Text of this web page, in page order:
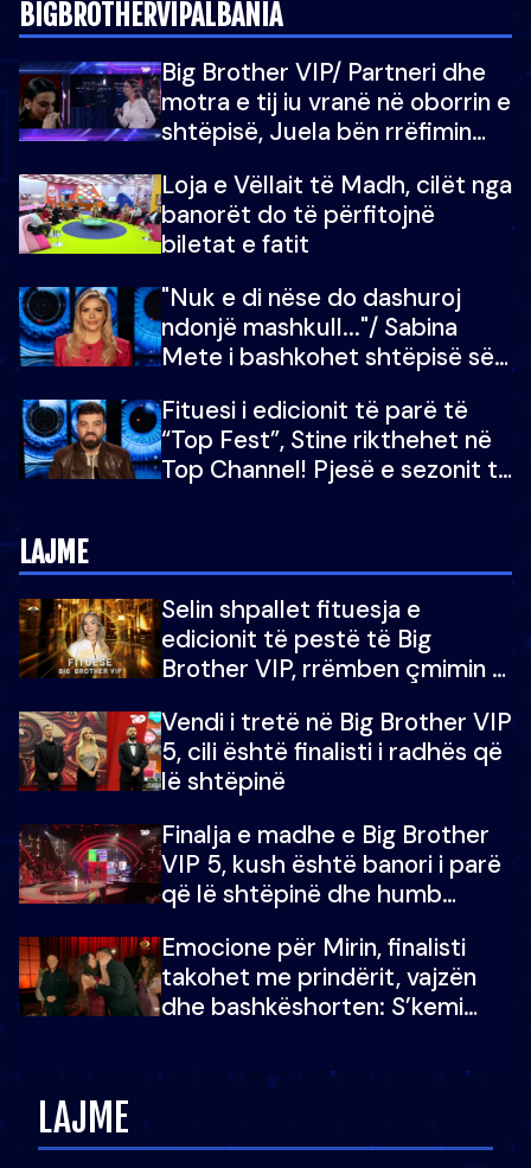
BIGBROTHERVIPALBANIA
Big Brother VIP/ Partneri dhe
motra e tij iu vranë në oborrin e
shtëpisë, Juela bën rrëfimin
do të martoheshim, por zemra
mu copëtua
Loja e Vëllait të Madh, cilët nga
banorët do të përfitojnë
biletat e fatit
"Nuk e di nëse do dashuroj
ndonjë mashkull..."/ Sabina
Mete i bashkohet shtëpisë së
për në fund!
Fituesi i edicionit të parë të
“Top Fest”, Stine rikthehet në
Top Channel! Pjesë e sezonit të
LAJME
Selin shpallet fituesja e
edicionit të pestë të Big
Brother VIP, rrëmben çmimin e
Vendi i tretë në Big Brother VIP
5, cili është finalisti i radhës që
lë shtëpinë
Finalja e madhe e Big Brother
VIP 5, kush është banori i parë
që lë shtëpinë dhe humb
çmimin e madh
Emocione për Mirin, finalisti
takohet me prindërit, vajzën
dhe bashkëshorten: S’kemi
LAJME